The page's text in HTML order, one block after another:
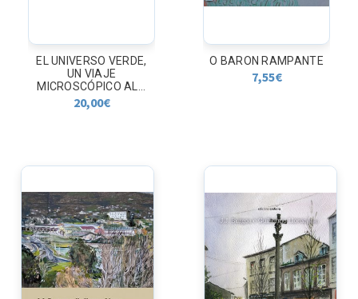
VERDE,
AL...
O BARON RAMPANTE
LA VUELTA